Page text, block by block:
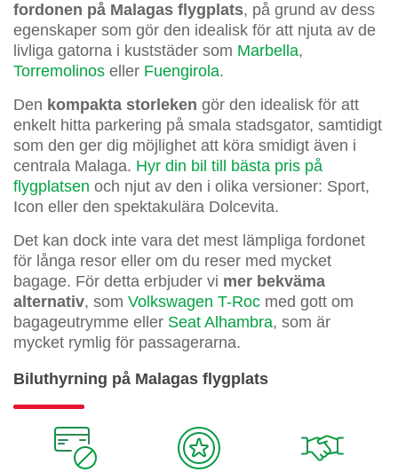
fordonen på Malagas flygplats, på grund av dess
egenskaper som gör den idealisk för att njuta av de
livliga gatorna i kuststäder som Marbella,
Torremolinos eller Fuengirola.
Den kompakta storleken gör den idealisk för att
enkelt hitta parkering på smala stadsgator, samtidigt
som den ger dig möjlighet att köra smidigt även i
centrala Malaga. Hyr din bil till bästa pris på
flygplatsen och njut av den i olika versioner: Sport,
Icon eller den spektakulära Dolcevita.
Det kan dock inte vara det mest lämpliga fordonet
för långa resor eller om du reser med mycket
bagage. För detta erbjuder vi mer bekväma
alternativ, som Volkswagen T-Roc med gott om
bagageutrymme eller Seat Alhambra, som är
mycket rymlig för passagerarna.
Biluthyrning på Malagas flygplats